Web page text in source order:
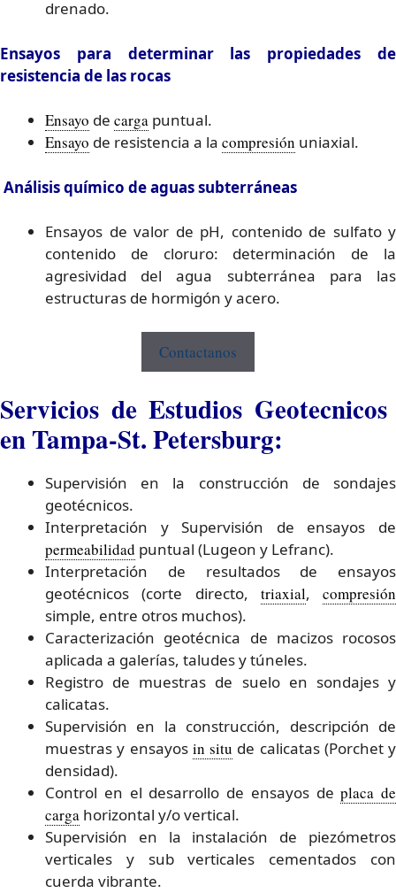
drenado.
Ensayos para determinar las propiedades de
resistencia de las rocas
Ensayo de carga puntual.
Ensayo de resistencia a la compresión uniaxial.
Análisis químico de aguas subterráneas
Ensayos de valor de pH, contenido de sulfato y
contenido de cloruro: determinación de la
agresividad del agua subterránea para las
estructuras de hormigón y acero.
Contactanos
Servicios de Estudios Geotecnicos
en Tampa-St. Petersburg:
Supervisión en la construcción de sondajes
geotécnicos.
Interpretación y Supervisión de ensayos de
permeabilidad puntual (Lugeon y Lefranc).
Interpretación de resultados de ensayos
geotécnicos (corte directo, triaxial, compresión
simple, entre otros muchos).
Caracterización geotécnica de macizos rocosos
aplicada a galerías, taludes y túneles.
Registro de muestras de suelo en sondajes y
calicatas.
Supervisión en la construcción, descripción de
muestras y ensayos in situ de calicatas (Porchet y
densidad).
Control en el desarrollo de ensayos deplaca de
carga horizontal y/o vertical.
Supervisión en la instalación de piezómetros
verticales y sub verticales cementados con
cuerda vibrante.